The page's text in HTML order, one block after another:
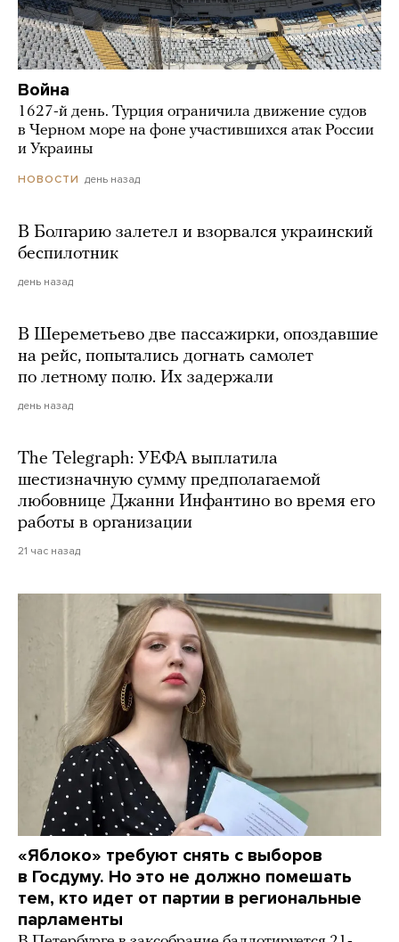
Война
1627-й день. Турция ограничила движение судов
в Черном море на фоне участившихся атак России
и Украины
НОВОСТИ день назад
В Болгарию залетел и взорвался украинский
беспилотник
день назад
В Шереметьево две пассажирки, опоздавшие
на рейс, попытались догнать самолет
по летному полю. Их задержали
день назад
The Telegraph: УЕФА выплатила
шестизначную сумму предполагаемой
любовнице Джанни Инфантино во время его
работы в организации
21 час назад
«Яблоко» требуют снять с выборов
в Госдуму. Но это не должно помешать
тем, кто идет от партии в региональные
парламенты